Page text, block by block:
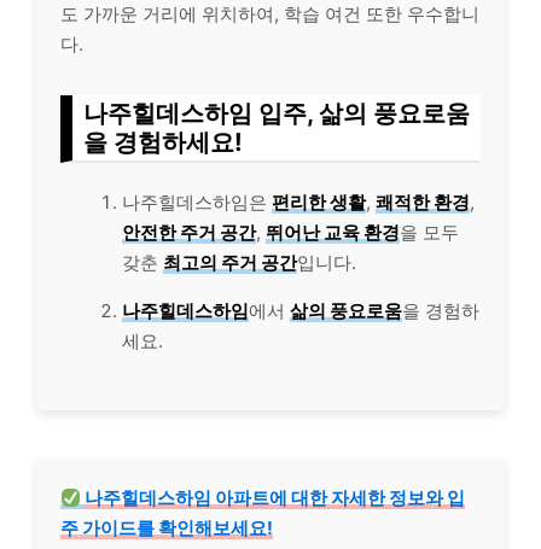
도 가까운 거리에 위치하여, 학습 여건 또한 우수합니
다.
나주힐데스하임 입주, 삶의 풍요로움
을 경험하세요!
나주힐데스하임은 편리한 생활, 쾌적한 환경,
안전한 주거 공간, 뛰어난 교육 환경을 모두
갖춘 최고의 주거 공간입니다.
나주힐데스하임에서 삶의 풍요로움을 경험하
세요.
나주힐데스하임 아파트에 대한 자세한 정보와 입
주 가이드를 확인해보세요!